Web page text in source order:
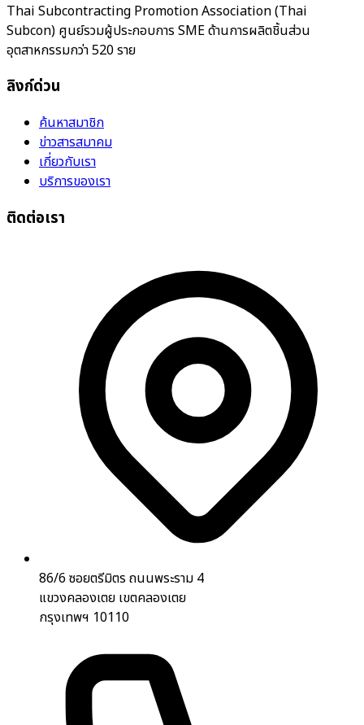
Thai Subcontracting Promotion Association (Thai
Subcon) ศูนย์รวมผู้ประกอบการ SME ด้านการผลิตชิ้นส่วน
อุตสาหกรรมกว่า 520 ราย
ลิงก์ด่วน
ค้นหาสมาชิก
ข่าวสารสมาคม
เกี่ยวกับเรา
บริการของเรา
ติดต่อเรา
86/6 ซอยตรีมิตร ถนนพระราม 4
แขวงคลองเตย เขตคลองเตย
กรุงเทพฯ 10110